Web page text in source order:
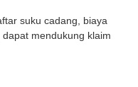
suku cadang, biaya
mendukung klaim